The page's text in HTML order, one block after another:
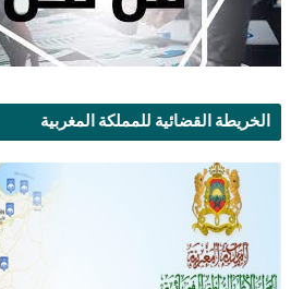
الخريطة القضائية للمملكة المغربية